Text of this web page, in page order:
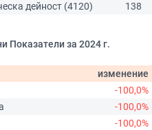
дейност (4120)
138
Показатели за 2024 г.
изменение
-100,0%
-100,0%
-100,0%